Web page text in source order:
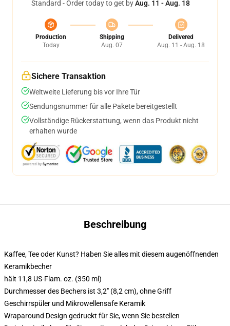
Standard - Order today to get byAug. 11 - Aug. 18
Production
Today
Shipping
Aug. 07
Delivered
Aug. 11 - Aug. 18
Sichere Transaktion
Weltweite Lieferung bis vor Ihre Tür
Sendungsnummer für alle Pakete bereitgestellt
Vollständige Rückerstattung, wenn das Produkt nicht
erhalten wurde
Beschreibung
Kaffee, Tee oder Kunst? Haben Sie alles mit diesem augenöffnenden
Keramikbecher
hält 11,8 US-Flam. oz. (350 ml)
Durchmesser des Bechers ist 3,2" (8,2 cm), ohne Griff
Geschirrspüler und Mikrowellensafe Keramik
Wraparound Design gedruckt für Sie, wenn Sie bestellen